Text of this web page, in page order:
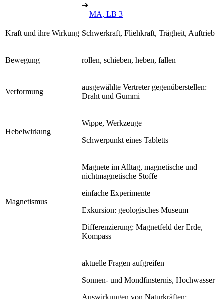
➔
MA, LB 3
Kraft und ihre Wirkung Schwerkraft, Fliehkraft, Trägheit, Auftrieb
Bewegung rollen, schieben, heben, fallen
Verformung
ausgewählte Vertreter gegenüberstellen:
Draht und Gummi
Hebelwirkung
Wippe, Werkzeuge
Schwerpunkt eines Tabletts
Magnetismus
Magnete im Alltag, magnetische und
nichtmagnetische Stoffe
einfache Experimente
Exkursion: geologisches Museum
Differenzierung: Magnetfeld der Erde,
Kompass
aktuelle Fragen aufgreifen
Sonnen- und Mondfinsternis, Hochwasser
Auswirkungen von Naturkräften: